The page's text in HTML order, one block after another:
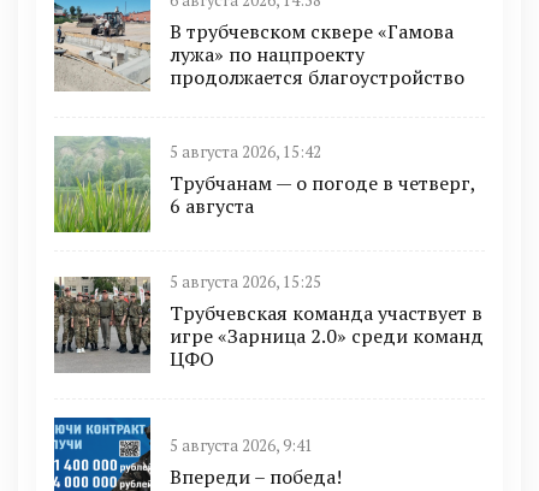
В трубчевском сквере «Гамова
лужа» по нацпроекту
продолжается благоустройство
5 августа 2026, 15:42
Трубчанам — о погоде в четверг,
6 августа
5 августа 2026, 15:25
Трубчевская команда участвует в
игре «Зарница 2.0» среди команд
ЦФО
5 августа 2026, 9:41
Впереди – победа!